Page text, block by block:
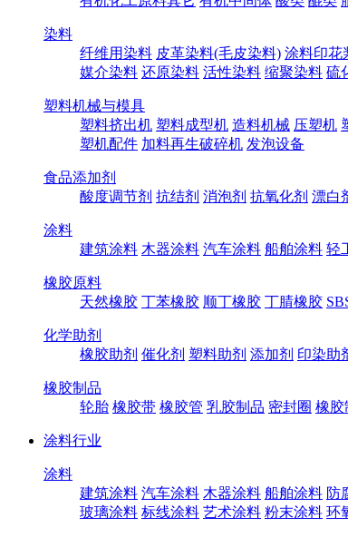
染料
纤维用染料 皮革染料(毛皮染料) 涂料印花
媒介染料 还原染料 活性染料 缩聚染料 硫
塑料机械与模具
塑料挤出机 塑料成型机 造料机械 压塑机
塑机配件 加料再生破碎机 发泡设备
食品添加剂
酸度调节剂 抗结剂 消泡剂 抗氧化剂 漂白
涂料
建筑涂料 木器涂料 汽车涂料 船舶涂料 轻
橡胶原料
天然橡胶 丁苯橡胶 顺丁橡胶 丁腈橡胶
化学助剂
橡胶助剂 催化剂 塑料助剂 添加剂 印染助
橡胶制品
轮胎 橡胶带 橡胶管 乳胶制品 密封圈 橡胶
涂料行业
涂料
建筑涂料 汽车涂料 木器涂料 船舶涂料 防
玻璃涂料 标线涂料 艺术涂料 粉末涂料 环